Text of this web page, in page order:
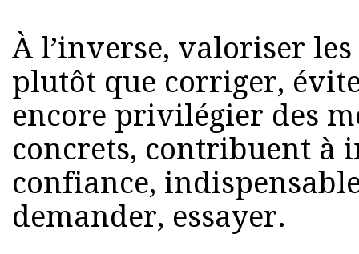
À l’inverse, valoriser
plutôt que corriger,
encore privilégier des
concrets, contribuent à
confiance,
demander, essayer.